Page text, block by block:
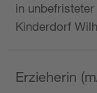
in
Kinderdorf
Erzieherin